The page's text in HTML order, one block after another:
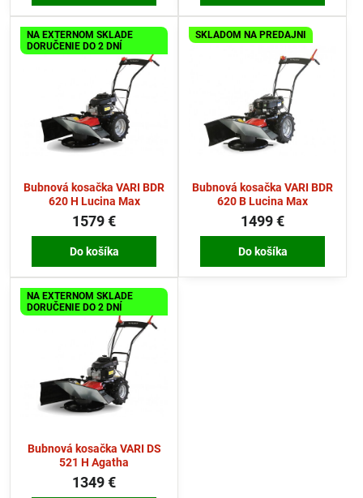
NA EXTERNOM SKLADE
DORUČENIE DO 2 DNÍ
Bubnová kosačka VARI BDR
620 H Lucina Max
1579 €
Do košíka
SKLADOM NA PREDAJNI
Bubnová kosačka VARI BDR
620 B Lucina Max
1499 €
Do košíka
NA EXTERNOM SKLADE
DORUČENIE DO 2 DNÍ
Bubnová kosačka VARI DS
521 H Agatha
1349 €